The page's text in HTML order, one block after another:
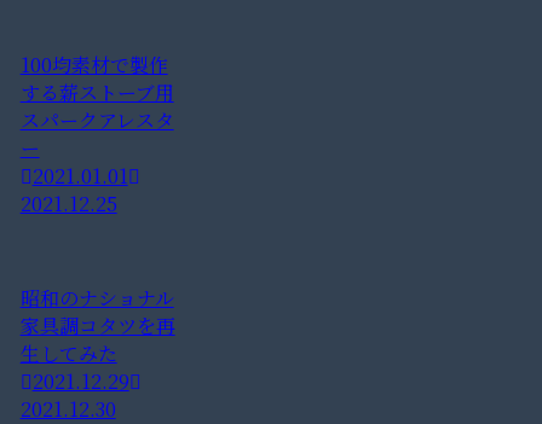
100均素材で製作
する薪ストーブ用
スパークアレスタ
ー
2021.01.01
2021.12.25
昭和のナショナル
家具調コタツを再
生してみた
2021.12.29
2021.12.30